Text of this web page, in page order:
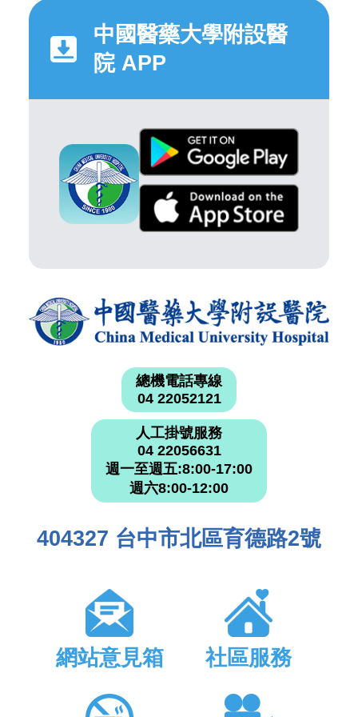
中國醫藥大學附設醫
院 APP
總機電話專線
04 22052121
人工掛號服務
04 22056631
週一至週五:8:00-17:00
週六8:00-12:00
404327 台中市北區育德路2號
網站意見箱 社區服務